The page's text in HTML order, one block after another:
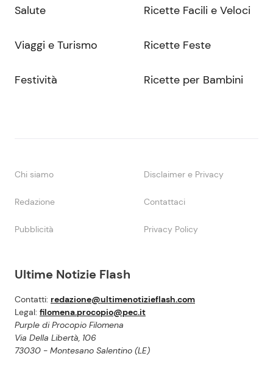
Ultime Notizie Flash
Contatti: redazione@ultimenotizieflash.com
Legal: filomena.procopio@pec.it
Purple di Procopio Filomena
Via Della Libertà, 106
73030 - Montesano Salentino (LE)
Salute
Viaggi e Turismo
Festività
Ricette Facili e Veloci
Ricette Feste
Ricette per Bambini
Chi siamo Disclaimer e Privacy
Redazione Contattaci
Pubblicità Privacy Policy